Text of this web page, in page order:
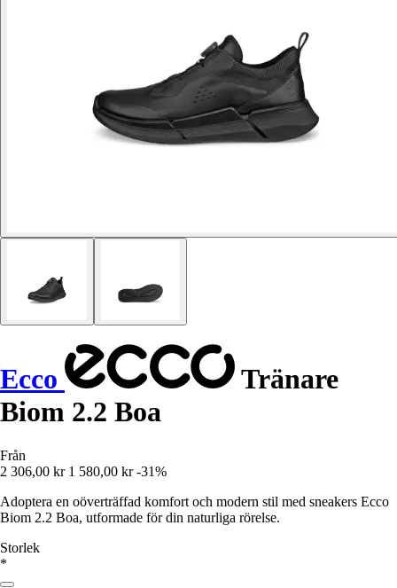
Ecco
Tränare
Biom 2.2 Boa
Från
2 306,00 kr 1 580,00 kr -31%
Adoptera en oöverträffad komfort och modern stil med sneakers Ecco
Biom 2.2 Boa, utformade för din naturliga rörelse.
Storlek
*